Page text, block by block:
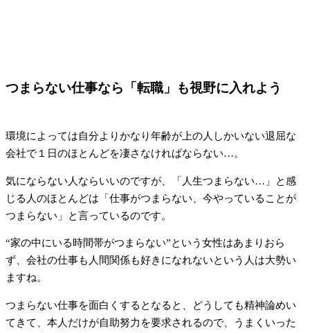
つまらない仕事なら「転職」も視野に入れよう
環境によっては自分よりかなり年齢が上の人しかいない退屈な
会社で１日のほとんどを凄さなければならない…。
気にならない人ならいいのですが、「人生つまらない…」と感
じる人のほとんどは「仕事がつまらない、今やっていることが
つまらない」と言っているのです。
“家の中にいる時間帯がつまらない”という女性はあまりおら
ず、会社の仕事も人間関係も好きになれないという人は大勢い
ますね。
つまらない仕事を面白くするとなると、どうしても精神論めい
てきて、本人だけが自助努力を要求されるので、うまくいった